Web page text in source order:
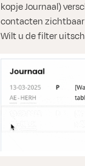
kopje Journaal)
contacten
Wilt u de filter